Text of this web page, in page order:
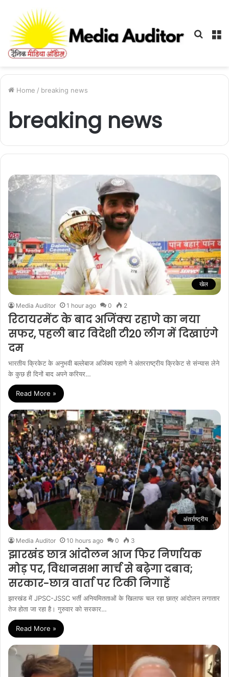
Search
Home / breaking news
breaking news
खेल
Media Auditor 1 hour ago 0 2
रिटायरमेंट के बाद अजिंक्य रहाणे का नया
सफर, पहली बार विदेशी टी20 लीग में दिखाएंगे
दम
भारतीय क्रिकेट के अनुभवी बल्लेबाज अजिंक्य रहाणे ने अंतरराष्ट्रीय क्रिकेट से संन्यास लेने
के कुछ ही दिनों बाद अपने करियर…
Read More »
अंतर्राष्ट्रीय
Media Auditor 10 hours ago 0 3
झारखंड छात्र आंदोलन आज फिर निर्णायक
मोड़ पर, विधानसभा मार्च से बढ़ेगा दबाव;
सरकार-छात्र वार्ता पर टिकी निगाहें
झारखंड में JPSC-JSSC भर्ती अनियमितताओं के खिलाफ चल रहा छात्र आंदोलन लगातार
तेज होता जा रहा है। गुरुवार को सरकार…
Read More »